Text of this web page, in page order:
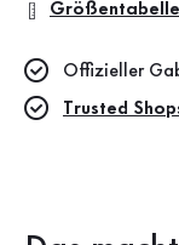
Größentabelle
Offizieller
Trusted